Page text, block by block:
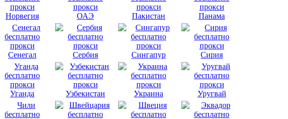
Норвегия ОАЭ Пакистан Панама
Сенегал Сербия Сингапур Сирия
Уганда Узбекистан Украина Уругвай